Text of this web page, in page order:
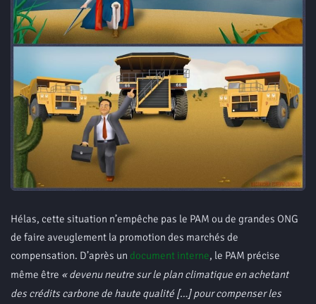
Hélas, cette situation n’empêche pas le PAM ou de grandes ONG
de faire aveuglement la promotion des marchés de
compensation. D’après un document interne, le PAM précise
même être « devenu neutre sur le plan climatique en achetant
des crédits carbone de haute qualité […] pour compenser les